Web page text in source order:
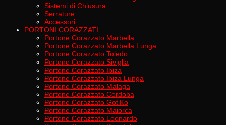
Sistemi di Chiusura
Serrature
Accessori
PORTONI CORAZZATI
Portone Corazzato Marbella
Portone Corazzato Marbella Lunga
Portone Corazzato Toledo
Portone Corazzato Siviglia
Portone Corazzato Ibiza
Portone Corazzato Ibiza Lunga
Portone Corazzato Malaga
Portone Corazzato Cordoba
Portone Corazzato GotiKo
Portone Corazzato Maiorca
Portone Corazzato Leonardo